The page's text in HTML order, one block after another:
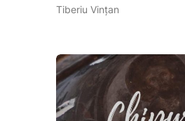
Tiberiu Vințan